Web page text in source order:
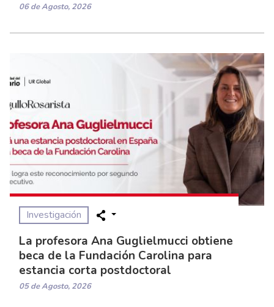
06 de Agosto, 2026
Investigación
La profesora Ana Guglielmucci obtiene
beca de la Fundación Carolina para
estancia corta postdoctoral
05 de Agosto, 2026